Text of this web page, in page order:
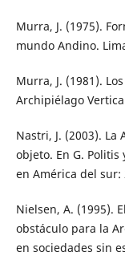
Murra, J. (1975).
mundo Andino.
Murra, J. (1981).
Archipiélago
Nastri, J. (2003).
objeto. En G. Politis
en América del sur:
Nielsen, A. (1995).
obstáculo para la
en sociedades sin